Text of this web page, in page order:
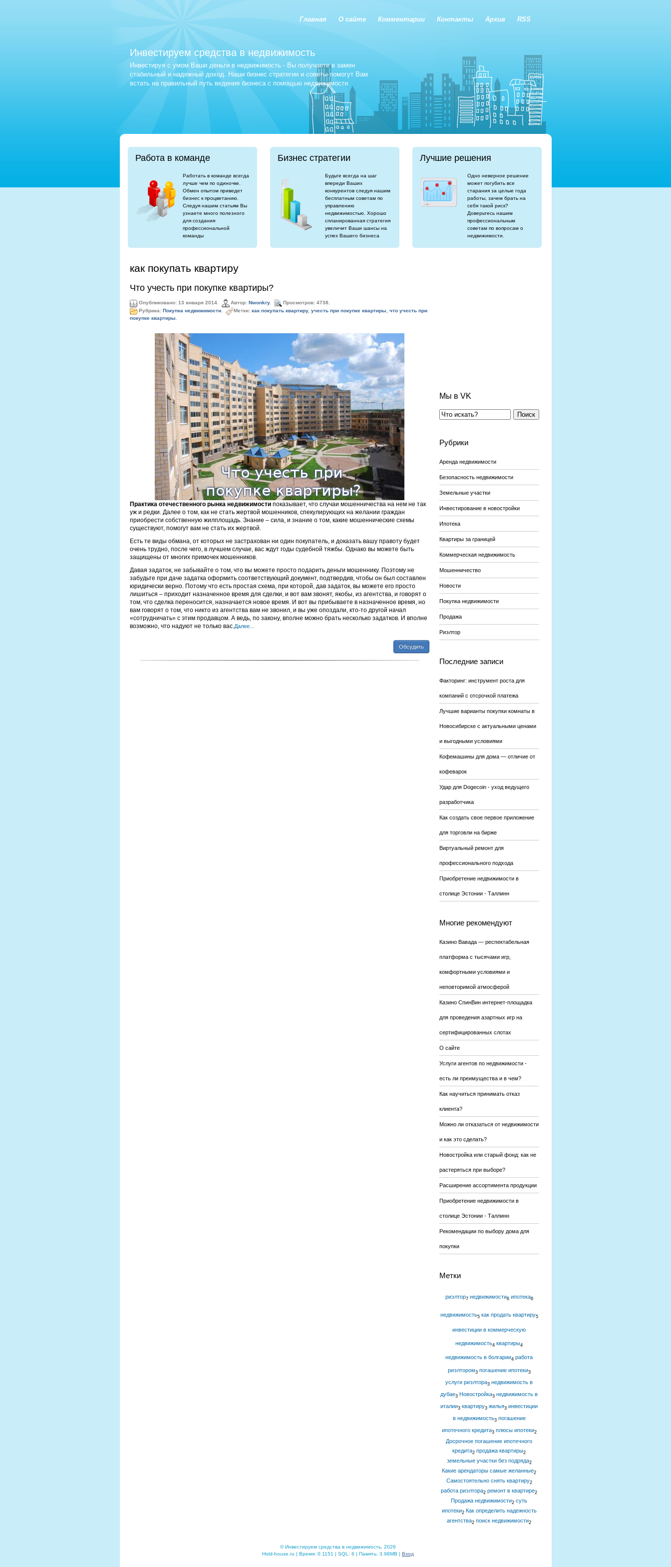
Главная О сайте Комментарии Контакты Архив RSS
Инвестируем средства в недвижимость
Инвестируя с умом Ваши деньги в недвижимость - Вы получаете в замен
стабильный и надежный доход. Наши бизнес стратегии и советы помогут Вам
встать на правильный путь ведения бизнеса с помощью недвижимости.
Работа в команде
Работать в команде всегда
лучше чем по одиночке.
Обмен опытом приведет
бизнес к процветанию.
Следуя нашим статьям Вы
узнаете много полезного
для создания
профессиональной
команды
Бизнес стратегии
Будьте всегда на шаг
впереди Ваших
конкурентов следуя нашим
бесплатным советам по
управлению
недвижимостью. Хорошо
спланированная стратегия
увеличит Ваши шансы на
успех Вашего бизнеса
Лучшие решения
Одно неверное решение
может погубить все
старания за целые года
работы, зачем брать на
себя такой риск?
Доверьтесь нашим
профессиональным
советам по вопросам о
недвижимости.
как покупать квартиру
Что учесть при покупке квартиры?
Опубликовано: 13 января 2014. Автор: Nwonkry.
Просмотров: 4738.
Рубрика: Покупка недвижимости. Метки: как покупать квартиру, учесть при покупке квартиры
что учесть при
покупке квартиры
Практика отечественного рынка недвижимостипоказывает, что случаи мошенничества на нем не так
уж и редки. Далее о том, как не стать жертвой мошенников, спекулирующих на желании граждан
приобрести собственную жилплощадь. Знание – сила, и знание о том, какие мошеннические схемы
существуют, помогут вам не стать их жертвой.
Есть те виды обмана, от которых не застрахован ни один покупатель, и доказать вашу правоту будет
очень трудно, после чего, в лучшем случае, вас ждут годы судебной тяжбы. Однако вы можете быть
защищены от многих примочек мошенников.
Давая задаток, не забывайте о том, что вы можете просто подарить деньги мошеннику. Поэтому не
забудьте при даче задатка оформить соответствующий документ, подтвердив, чтобы он был составлен
юридически верно. Потому что есть простая схема, при которой, дав задаток, вы можете его просто
лишиться – приходит назначенное время для сделки, и вот вам звонят, якобы, из агентства, и говорят о
том, что сделка переносится, назначается новое время. И вот вы прибываете в назначенное время, но
вам говорят о том, что никто из агентства вам не звонил, и вы уже опоздали, кто-то другой начал
«сотрудничать» с этим продавцом. А ведь, по закону, вполне можно брать несколько задатков. И вполне
возможно, что надуют не только вас.Далее...
Обсудить
Мы в VK
Поиск
Рубрики
Аренда недвижимости
Безопасность недвижимости
Земельные участки
Инвестирование в новостройки
Ипотека
Квартиры за границей
Коммерческая недвижимость
Мошенничество
Новости
Покупка недвижимости
Продажа
Риэлтор
Последние записи
Факторинг: инструмент роста для
компаний с отсрочкой платежа
Лучшие варианты покупки комнаты в
Новосибирске с актуальными ценами
и выгодными условиями
Кофемашины для дома — отличие от
кофеварок
Удар для Dogecoin - уход ведущего
разработчика
Как создать свое первое приложение
для торговли на бирже
Виртуальный ремонт для
профессионального подхода
Приобретение недвижимости в
столице Эстонии - Таллинн
Многие рекомендуют
Казино Вавада — респектабельная
платформа с тысячами игр,
комфортными условиями и
неповторимой атмосферой
Казино СпинВин интернет-площадка
для проведения азартных игр на
сертифицированных слотах
О сайте
Услуги агентов по недвижимости -
есть ли преимущества и в чем?
Как научиться принимать отказ
клиента?
Можно ли отказаться от недвижимости
и как это сделать?
Новостройка или старый фонд: как не
растеряться при выборе?
Расширение ассортимента продукции
Приобретение недвижимости в
столице Эстонии - Таллинн
Рекомендации по выбору дома для
покупки
Метки
риэлтор7 недвижимости6 ипотека6
недвижимость5 как продать квартиру5
инвестиции в коммерческую
недвижимость4 квартиры4
недвижимость в болгарии4 работа
риэлтором3 погашение ипотеки3
услуги риэлтора3 недвижимость в
дубае3 Новостройка3 недвижимость в
италии3 квартиру3 жилья3 инвестиции
в недвижимость3 погашение
ипотечного кредита3 плюсы ипотеки2
Досрочное погашение ипотечного
кредита2 продажа квартиры2
земельные участки без подряда2
Какие арендаторы самые желанные2
Самостоятельно снять квартиру2
работа риэлтора2 ремонт в квартире2
Продажа недвижимости2 суть
ипотеки2 Как определить надежность
агентства2 поиск недвижимости2
© Инвестируем средства в недвижимость, 2026
Hold-house.ru | Время: 0.1151 | SQL: 6 | Память: 3.98MB | Вход